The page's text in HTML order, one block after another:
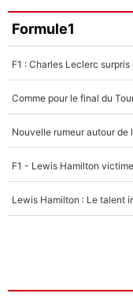
Formule1